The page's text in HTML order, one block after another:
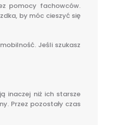
pomocy fachowców.
by móc cieszyć się
Jeśli szukasz
inaczej niż ich starsze
Przez pozostały czas